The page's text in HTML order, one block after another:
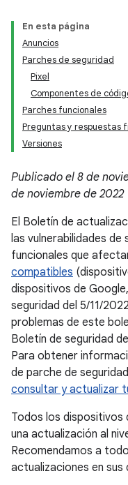
En esta página
Anuncios
Parches de seguridad
Pixel
Componentes de
Parches funcionales
Preguntas y respuestas
Versiones
Publicado el 8 de
de noviembre de 2022
El Boletín de
las vulnerabilidades de
funcionales que
compatibles
dispositivos de
seguridad del 5/11/
problemas de este
Boletín de seguridad
Para obtener
de parche de
consultar y actualizar
Todos los dispositivos
una actualización al
Recomendamos a
actualizaciones en sus